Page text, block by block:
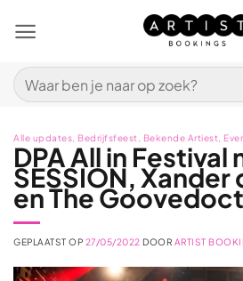
naar
Zoeken
naar:
Alle updates Bedrijfsfeest Bekende Artiest
DPA All in Festival
SESSION, Xander
en The
GEPLAATST OP 27/05/2022 DOOR ARTIST